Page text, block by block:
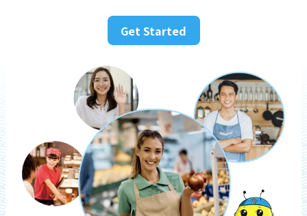
Get Started